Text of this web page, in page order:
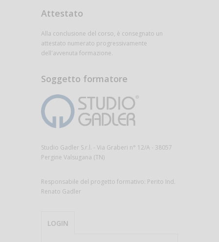
Attestato
Alla conclusione del corso, è consegnato un
attestato numerato progressivamente
dell'avvenuta formazione.
Soggetto formatore
Studio Gadler S.r.l. - Via Graberi n° 12/A - 38057
Pergine Valsugana (TN)
Responsabile del progetto formativo: Perito Ind.
Renato Gadler
LOGIN